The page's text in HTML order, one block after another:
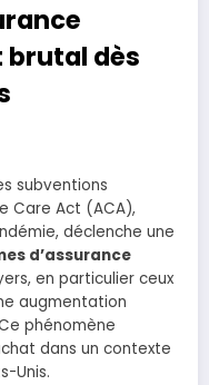
brutal dès
subventions
Care Act (ACA),
déclenche une
d’assurance
en particulier ceux
augmentation
phénomène
dans un contexte
Unis.